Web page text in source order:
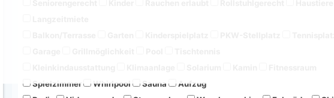
Spielzimmer
Whirlpool Sauna
Aufzug